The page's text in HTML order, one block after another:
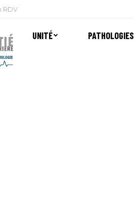
RDV
UNITÉ PATHOLOGIES